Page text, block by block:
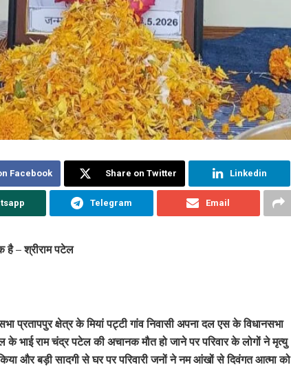
Facebook Share on Twitter Linkedin
Telegram Email
– श्रीराम पटेल
प्रतापपुर क्षेत्र के मियां पट्टी गांव निवासी अपना दल एस के विधानसभा
के भाई राम चंद्र पटेल की अचानक मौत हो जाने पर परिवार के लोगों ने मृत्यु
और बड़ी सादगी से घर पर परिवारी जनों ने नम आंखों से दिवंगत आत्मा को